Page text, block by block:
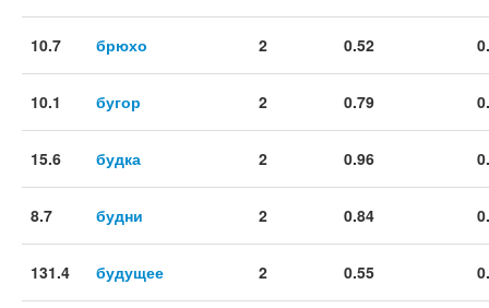
10.7 брюхо 2 0.52
10.1 бугор 2 0.79
15.6 будка 2 0.96
8.7 будни 2 0.84
131.4 будущее 2 0.55